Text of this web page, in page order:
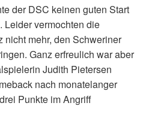
der DSC keinen guten Start
Leider vermochten die
mehr, den Schweriner
Ganz erfreulich war aber
Judith Pietersen
nach monatelanger
Punkte im Angriff